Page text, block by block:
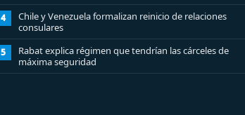
4
Chile y Venezuela formalizan reinicio de relaciones
consulares
5
Rabat explica régimen que tendrían las cárceles de
máxima seguridad